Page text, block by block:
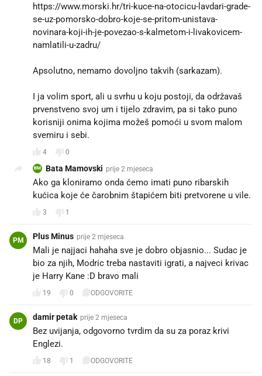
https://www.morski.hr/tri-kuce-na-otocicu-lavdari-grade-
se-uz-pomorsko-dobro-koje-se-pritom-unistava-
novinara-koji-ih-je-povezao-s-kalmetom-i-livakovicem-
namlatili-u-zadru/
Apsolutno, nemamo dovoljno takvih (sarkazam).
I ja volim sport, ali u svrhu u koju postoji, da održavaš
prvenstveno svoj um i tijelo zdravim, pa si tako puno
korisniji onima kojima možeš pomoći u svom malom
svemiru i sebi.
4 0
BM Bata Mamovski prije 2 mjeseca
Ako ga kloniramo onda ćemo imati puno ribarskih
kućica koje će čarobnim štapićem biti pretvorene u vile.
3 1
PM Plus Minus prije 2 mjeseca
Mali je najjaci hahaha sve je dobro objasnio... Sudac je
bio za njih, Modric treba nastaviti igrati, a najveci krivac
je Harry Kane :D bravo mali
19 0 ODGOVORITE
DP damir petak prije 2 mjeseca
Bez uvijanja, odgovorno tvrdim da su za poraz krivi
Englezi.
18 1 ODGOVORITE